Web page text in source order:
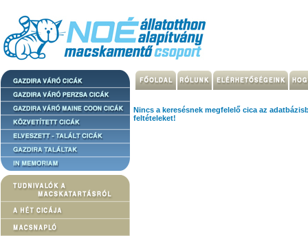
Nincs a keresésnek megfelelő cica az
feltételeket!